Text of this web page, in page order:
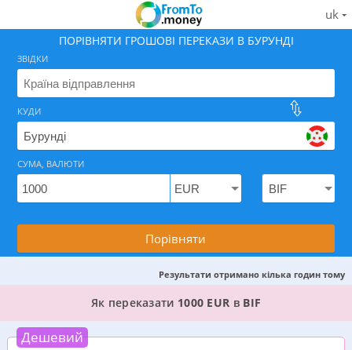
uk
ПОРІВНЯТИ ГРОШОВІ ПЕРЕКАЗИ В БУРУНДІ
Знайдіть найкращий спосіб як відправити гроші в
ЗВІДКИ
КУДИ
СУМА, ВАЛЮТИ
Порівняти
Результати отримано кілька годин тому
3 КРАЩИХ ВАРІАНТИ, ДЕ МОЖНА ПЕРЕКАЗАТИ
Як переказати 1000 EUR в BIF
Дешевий